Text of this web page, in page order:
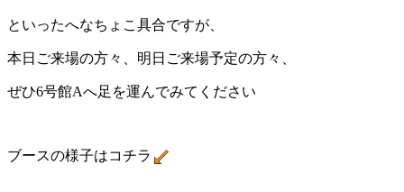
といったへなちょこ具合ですが、
本日ご来場の方々、明日ご来場予定の方々、
ぜひ6号館Aへ足を運んでみてください
ブースの様子はコチラ